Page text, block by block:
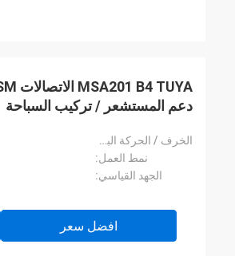
دعم المستشعر / تركيب السباحة
الخرف / الحركة البسيطة / التنفس / تقنية حصاد ضوء النهار:
نمط العمل:
الجهد القياسي:
افضل سعر